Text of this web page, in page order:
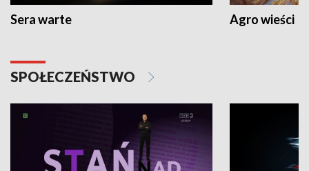
Sera warte Agro wieści
SPOŁECZEŃSTWO